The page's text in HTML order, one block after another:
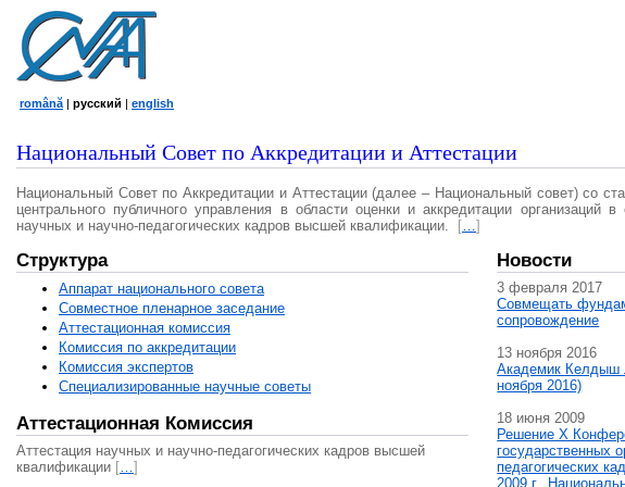
română | русский | english
Национальный Совет по Аккредитации и Аттестации
Национальный Совет по Аккредитации и Аттестации (далее – Национальный совет) со
центрального публичного управления в области оценки и аккредитации организаций
научных и научно-педагогических кадров высшей квалификации.
[…]
Структура
Аппарат национального совета
Совместное пленарное заседание
Аттестационная комисcия
Комиссия по аккредитации
Комиссия экспертов
Специализированные научные советы
Аттестационная Комиссия
Аттестация научных и научно-педагогических кадров высшей
квалификации […]
Новости
3 февраля 2017
Совмещать
сопровождение
13 ноября 2016
Академик Келдыш
ноября 2016)
18 июня 2009
Решение X
государственных
педагогических
2009 г.,